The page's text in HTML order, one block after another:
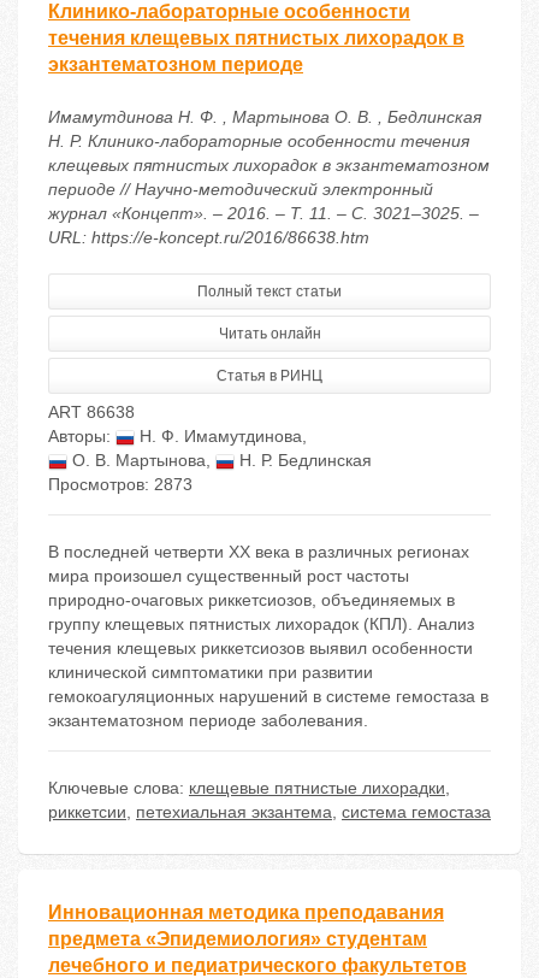
Клинико-лабораторные особенности
течения клещевых пятнистых лихорадок в
экзантематозном периоде
Имамутдинова Н. Ф. , Мартынова О. В. , Бедлинская
Н. Р. Клинико-лабораторные особенности течения
клещевых пятнистых лихорадок в экзантематозном
периоде // Научно-методический электронный
журнал «Концепт». – 2016. – Т. 11. – С. 3021–3025. –
URL: https://e-koncept.ru/2016/86638.htm
Полный текст статьи
Читать онлайн
Статья в РИНЦ
ART 86638
Авторы:
Н. Ф. Имамутдинова,
О. В. Мартынова,
Н. Р. Бедлинская
Просмотров: 2873
В последней четверти ХХ века в различных регионах
мира произошел существенный рост частоты
природно-очаговых риккетсиозов, объединяемых в
группу клещевых пятнистых лихорадок (КПЛ). Анализ
течения клещевых риккетсиозов выявил особенности
клинической симптоматики при развитии
гемокоагуляционных нарушений в системе гемостаза в
экзантематозном периоде заболевания.
Ключевые слова: клещевые пятнистые лихорадки,
риккетсии, петехиальная экзантема, система гемостаза
Инновационная методика преподавания
предмета «Эпидемиология» студентам
лечебного и педиатрического факультетов